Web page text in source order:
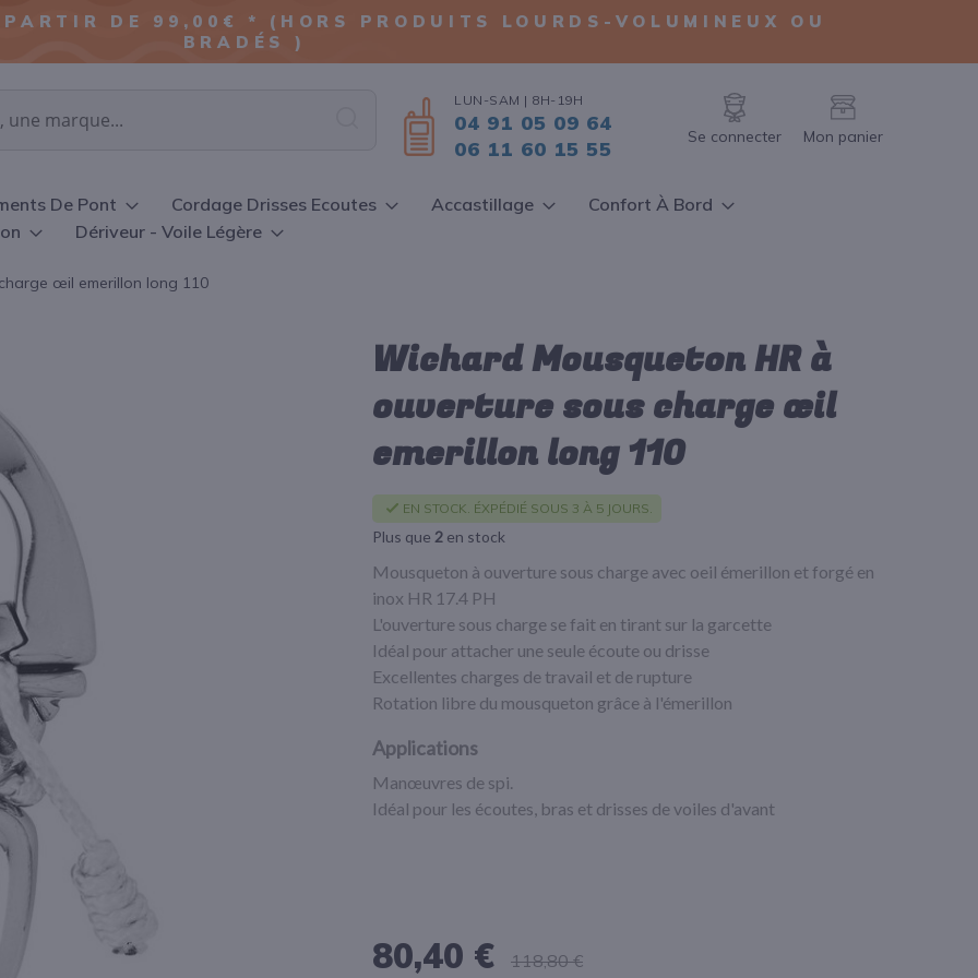
ALLER
AU
CONTENU
DE 99,00€ * (HORS PRODUITS LOURDS-VOLUMINEUX OU
BRADÉS )
Chercher
LUN-SAM | 8H-19H
04 91 05 09 64
06 11 60 15 55
Se connecter Mon panier
De Pont Cordage Drisses Ecoutes Accastillage
Confort À Bord
Dériveur - Voile Légère
œil emerillon long 110
Wichard Mousqueton HR à
ouverture sous charge œil
emerillon long 110
EN STOCK. ÉXPÉDIÉ SOUS 3 À 5 JOURS.
Plus que 2 en stock
Mousqueton à ouverture sous charge avec oeil émerillon et forgé en
inox HR 17.4 PH
L'ouverture sous charge se fait en tirant sur la garcette
Idéal pour attacher une seule écoute ou drisse
Excellentes charges de travail et de rupture
Rotation libre du mousqueton grâce à l'émerillon
Applications
Manœuvres de spi.
Idéal pour les écoutes, bras et drisses de voiles d'avant
80,40 € 118,80 €